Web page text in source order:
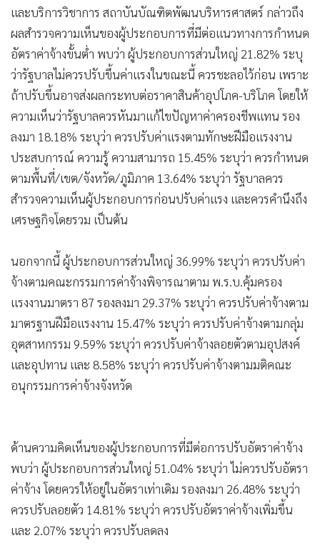
และบริการวิชาการ สถาบันบัณฑิตพัฒนบริหารศาสตร์ กล่าวถึง
ผลสำรวจความเห็นของผู้ประกอบการที่มีต่อแนวทางการกำหนด
อัตราค่าจ้างขั้นต่ำ พบว่า ผู้ประกอบการส่วนใหญ่ 21.82% ระบุ
ว่ารัฐบาลไม่ควรปรับขึ้นค่าแรงในขณะนี้ ควรชะลอไว้ก่อน เพราะ
ถ้าปรับขึ้นอาจส่งผลกระทบต่อราคาสินค้าอุปโภค-บริโภค โดยให้
ความเห็นว่ารัฐบาลควรหันมาแก้ไขปัญหาค่าครองชีพแทน รอง
ลงมา 18.18% ระบุว่า ควรปรับค่าแรงตามทักษะฝีมือแรงงาน
ประสบการณ์ ความรู้ ความสามารถ 15.45% ระบุว่า ควรกำหนด
ตามพื้นที่/เขต/จังหวัด/ภูมิภาค 13.64% ระบุว่า รัฐบาลควร
สำรวจความเห็นผู้ประกอบการก่อนปรับค่าแรง และควรคำนึงถึง
เศรษฐกิจโดยรวม เป็นต้น
นอกจากนี้ ผู้ประกอบการส่วนใหญ่ 36.99% ระบุว่า ควรปรับค่า
จ้างตามคณะกรรมการค่าจ้างพิจารณาตาม พ.ร.บ.คุ้มครอง
แรงงานมาตรา 87 รองลงมา 29.37% ระบุว่า ควรปรับค่าจ้างตาม
มาตรฐานฝีมือแรงงาน 15.47% ระบุว่า ควรปรับค่าจ้างตามกลุ่ม
อุตสาหกรรม 9.59% ระบุว่า ควรปรับค่าจ้างลอยตัวตามอุปสงค์
และอุปทาน และ 8.58% ระบุว่า ควรปรับค่าจ้างตามมติคณะ
อนุกรรมการค่าจ้างจังหวัด
ด้านความคิดเห็นของผู้ประกอบการที่มีต่อการปรับอัตราค่าจ้าง
พบว่า ผู้ประกอบการส่วนใหญ่ 51.04% ระบุว่า ไม่ควรปรับอัตรา
ค่าจ้าง โดยควรให้อยู่ในอัตราเท่าเดิม รองลงมา 26.48% ระบุว่า
ควรปรับลอยตัว 14.81% ระบุว่า ควรปรับอัตราค่าจ้างเพิ่มขึ้น
และ 2.07% ระบุว่า ควรปรับลดลง